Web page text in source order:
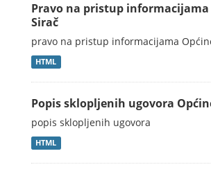
Pravo na pristup informacijama
Sirač
pravo na pristup informacijama
HTML
Popis sklopljenih ugovora
popis sklopljenih ugovora
HTML